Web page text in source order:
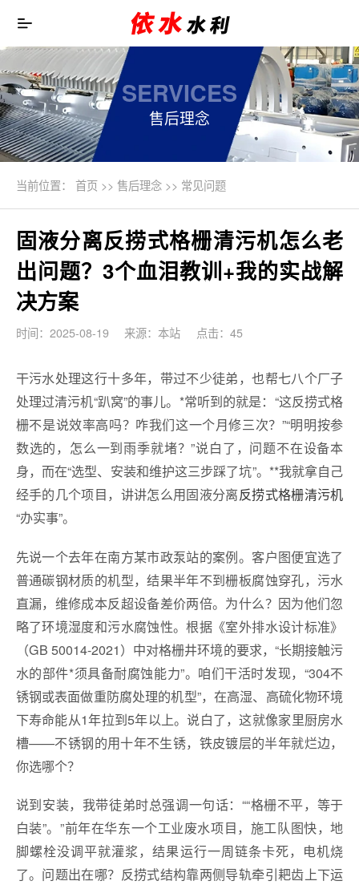
SERVICES
售后理念
当前位置： 首页>> 售后理念>> 常见问题
固液分离反捞式格栅清污机怎么老
出问题？3个血泪教训+我的实战解
决方案
时间：2025-08-19 来源：本站 点击：45
干污水处理这行十多年，带过不少徒弟，也帮七八个厂子
处理过清污机“趴窝”的事儿。*常听到的就是：“这反捞式格
栅不是说效率高吗？咋我们这一个月修三次？”“明明按参
数选的，怎么一到雨季就堵？”说白了，问题不在设备本
身，而在“选型、安装和维护这三步踩了坑”。**我就拿自己
经手的几个项目，讲讲怎么用固液分离反捞式格栅清污机
“办实事”。
先说一个去年在南方某市政泵站的案例。客户图便宜选了
普通碳钢材质的机型，结果半年不到栅板腐蚀穿孔，污水
直漏，维修成本反超设备差价两倍。为什么？因为他们忽
略了环境湿度和污水腐蚀性。根据《室外排水设计标准》
（GB 50014-2021）中对格栅井环境的要求，“长期接触污
水的部件*须具备耐腐蚀能力”。咱们干活时发现，“304不
锈钢或表面做重防腐处理的机型”，在高湿、高硫化物环境
下寿命能从1年拉到5年以上。说白了，这就像家里厨房水
槽——不锈钢的用十年不生锈，铁皮镀层的半年就烂边，
你选哪个？
说到安装，我带徒弟时总强调一句话：““格栅不平，等于
白装”。”前年在华东一个工业废水项目，施工队图快，地
脚螺栓没调平就灌浆，结果运行一周链条卡死，电机烧
了。问题出在哪？反捞式结构靠两侧导轨牵引耙齿上下运